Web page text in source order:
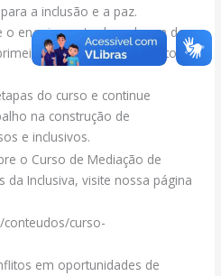
a inclusão e a paz.
o engajamento de cada um dos
módulo um momento
do curso e continue
na construção de
e inclusivos.
o Curso de Mediação de
da Inclusiva, visite nossa página
conteudos/curso-
em oportunidades de